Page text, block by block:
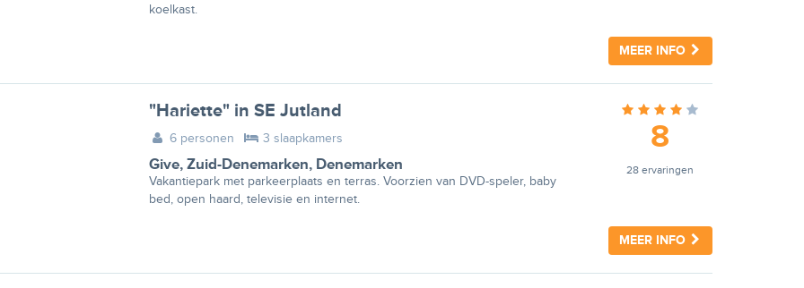
koelkast.
MEER INFO
"Hariette" in SE Jutland
6 personen 3 slaapkamers
Give, Zuid-Denemarken, Denemarken
Vakantiepark met parkeerplaats en terras. Voorzien van DVD-speler, baby
bed, open haard, televisie en internet.
8
28 ervaringen
MEER INFO